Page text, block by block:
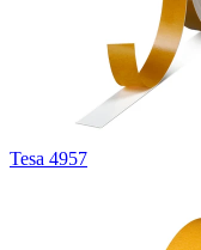
Tesa 4957